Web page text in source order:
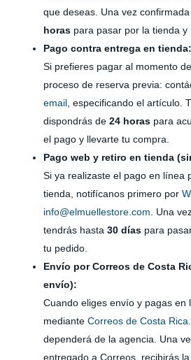
que deseas. Una vez
horas para pasar por la tienda y
Pago contra entrega en tienda:
Si prefieres pagar al momento
proceso de reserva previa:
email , especificando el artículo.
dispondrás de 24 horas para
el pago y llevarte tu compra.
Pago web y retiro en tienda
Si ya realizaste el pago en línea
tienda, notifícanos primero por
info@elmuellestore.com . Una
tendrás hasta 30 días para
tu pedido.
Envío por Correos de Costa
envío):
Cuando eliges envío y pagas en
mediante Correos de Costa Rica
dependerá de la agencia. Una
entregado a Correos, recibirás la